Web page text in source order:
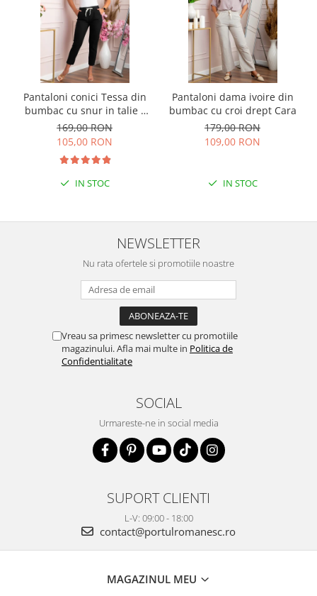
Pantaloni conici Tessa din
bumbac cu snur in talie -
Negru
169,00 RON
105,00 RON
IN STOC
Pantaloni dama ivoire din
bumbac cu croi drept Cara
179,00 RON
109,00 RON
IN STOC
NEWSLETTER
Nu rata ofertele si promotiile noastre
Vreau sa primesc newsletter cu promotiile
magazinului. Afla mai multe in Politica de
Confidentialitate
SOCIAL
Urmareste-ne in social media
SUPORT CLIENTI
L-V: 09:00 - 18:00
contact@portulromanesc.ro
MAGAZINUL MEU